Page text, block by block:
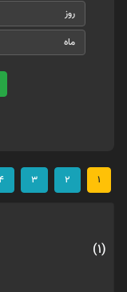
1
2
3
(1)